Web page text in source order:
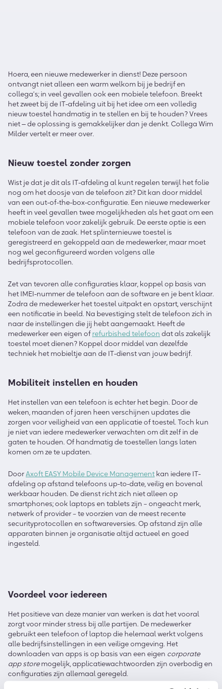
Hoera, een nieuwe medewerker in dienst! Deze persoon
ontvangt niet alleen een warm welkom bij je bedrijf en
collega’s; in veel gevallen ook een mobiele telefoon. Breekt
het zweet bij de IT-afdeling uit bij het idee om een volledig
nieuw toestel handmatig in te stellen en bij te houden? Vrees
niet ‒ de oplossing is gemakkelijker dan je denkt. Collega Wim
Milder vertelt er meer over.
Nieuw toestel zonder zorgen
Wist je dat je dit als IT-afdeling al kunt regelen terwijl het folie
nog om het doosje van de telefoon zit? Dit kan door middel
van een out-of-the-box-configuratie. Een nieuwe medewerker
heeft in veel gevallen twee mogelijkheden als het gaat om een
mobiele telefoon voor zakelijk gebruik. De eerste optie is een
telefoon van de zaak. Het splinternieuwe toestel is
geregistreerd en gekoppeld aan de medewerker, maar moet
nog wel geconfigureerd worden volgens alle
bedrijfsprotocollen.
Zet van tevoren alle configuraties klaar, koppel op basis van
het IMEI-nummer de telefoon aan de software en je bent klaar.
Zodra de medewerker het toestel uitpakt en opstart, verschijnt
een notificatie in beeld. Na bevestiging stelt de telefoon zich in
naar de instellingen die jij hebt aangemaakt. Heeft de
medewerker een eigen of refurbished telefoon dat als zakelijk
toestel moet dienen? Koppel door middel van dezelfde
techniek het mobieltje aan de IT-dienst van jouw bedrijf.
Mobiliteit instellen en houden
Het instellen van een telefoon is echter het begin. Door de
weken, maanden of jaren heen verschijnen updates die
zorgen voor veiligheid van een applicatie of toestel. Toch kun
je niet van iedere medewerker verwachten om dit zelf in de
gaten te houden. Of handmatig de toestellen langs laten
komen om ze te updaten.
DoorAxoft EASY Mobile Device Management kan iedere IT-
afdeling op afstand telefoons up-to-date, veilig en bovenal
werkbaar houden. De dienst richt zich niet alleen op
smartphones; ook laptops en tablets zijn – ongeacht merk,
netwerk of provider – te voorzien van de meest recente
securityprotocollen en softwareversies. Op afstand zijn alle
apparaten binnen je organisatie altijd actueel en goed
ingesteld.
Voordeel voor iedereen
Het positieve van deze manier van werken is dat het vooral
zorgt voor minder stress bij alle partijen. De medewerker
gebruikt een telefoon of laptop die helemaal werkt volgens
alle bedrijfsinstellingen in een veilige omgeving. Het
downloaden van apps is op basis van een eigen corporate
app storemogelijk, applicatiewachtwoorden zijn overbodig en
configuraties zijn allemaal geregeld.